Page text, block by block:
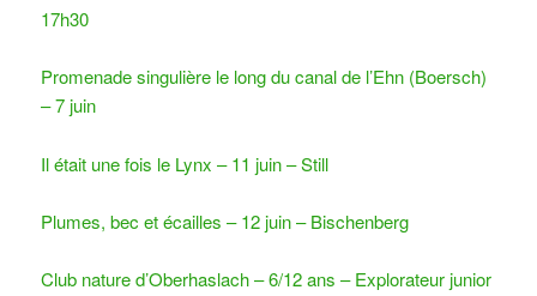
17h30
Promenade singulière le long du canal de l’Ehn (Boersch)
– 7 juin
Il était une fois le Lynx – 11 juin – Still
Plumes, bec et écailles – 12 juin – Bischenberg
Club nature d’Oberhaslach – 6/12 ans – Explorateur junior